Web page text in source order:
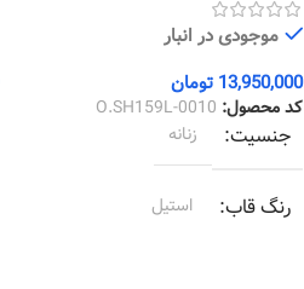
موجودی در انبار
13,950,000 تومان
کد محصول: O.SH159L-0010
جنسیت زنانه
رنگ قاب استیل